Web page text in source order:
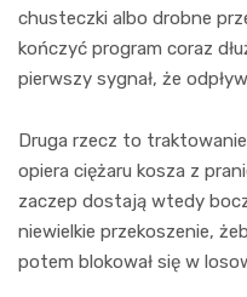
chusteczki albo drobne
kończyć program coraz
pierwszy sygnał, że
Druga rzecz to
opiera ciężaru kosza z
zaczep dostają wtedy
niewielkie przekoszenie,
potem blokował się w